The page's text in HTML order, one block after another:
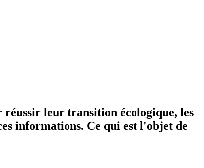
réussir leur transition écologique, les
informations. Ce qui est l'objet de